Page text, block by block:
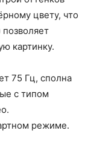
цвету, что
позволяет
картинку.
75 Гц, сполна
с типом
режиме.